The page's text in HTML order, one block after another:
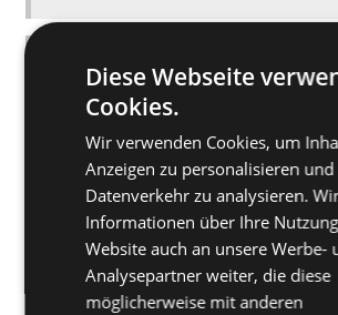
Diese Produkte könnten Sie
Montageanleitung
Diese Webseite
Cookies.
Wir verwenden Cookies, um
Anzeigen zu personalisieren
Datenverkehr zu analysieren.
Informationen über Ihre
Website auch an unsere Werbe-
Analysepartner weiter, die diese
möglicherweise mit anderen